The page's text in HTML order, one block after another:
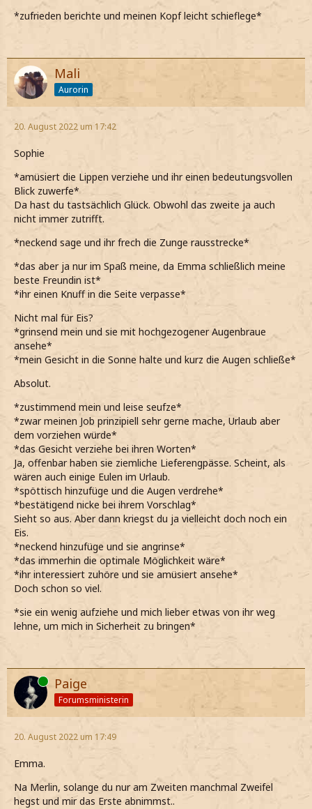
*zufrieden berichte und meinen Kopf leicht schieflege*
Mali
Aurorin
20. August 2022 um 17:42
Sophie
*amüsiert die Lippen verziehe und ihr einen bedeutungsvollen
Blick zuwerfe*
Da hast du tastsächlich Glück. Obwohl das zweite ja auch
nicht immer zutrifft.
*neckend sage und ihr frech die Zunge rausstrecke*
*das aber ja nur im Spaß meine, da Emma schließlich meine
beste Freundin ist*
*ihr einen Knuff in die Seite verpasse*
Nicht mal für Eis?
*grinsend mein und sie mit hochgezogener Augenbraue
ansehe*
*mein Gesicht in die Sonne halte und kurz die Augen schließe*
Absolut.
*zustimmend mein und leise seufze*
*zwar meinen Job prinzipiell sehr gerne mache, Urlaub aber
dem vorziehen würde*
*das Gesicht verziehe bei ihren Worten*
Ja, offenbar haben sie ziemliche Lieferengpässe. Scheint, als
wären auch einige Eulen im Urlaub.
*spöttisch hinzufüge und die Augen verdrehe*
*bestätigend nicke bei ihrem Vorschlag*
Sieht so aus. Aber dann kriegst du ja vielleicht doch noch ein
Eis.
*neckend hinzufüge und sie angrinse*
*das immerhin die optimale Möglichkeit wäre*
*ihr interessiert zuhöre und sie amüsiert ansehe*
Doch schon so viel.
*sie ein wenig aufziehe und mich lieber etwas von ihr weg
lehne, um mich in Sicherheit zu bringen*
Online Paige
Forumsministerin
20. August 2022 um 17:49
Emma.
Na Merlin, solange du nur am Zweiten manchmal Zweifel
hegst und mir das Erste abnimmst..